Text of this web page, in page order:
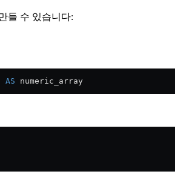
들 수 있습니다:
AS numeric_array